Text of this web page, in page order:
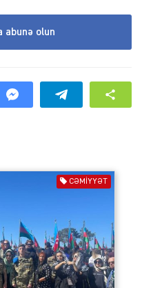
abunə olun
CƏMIYYƏT